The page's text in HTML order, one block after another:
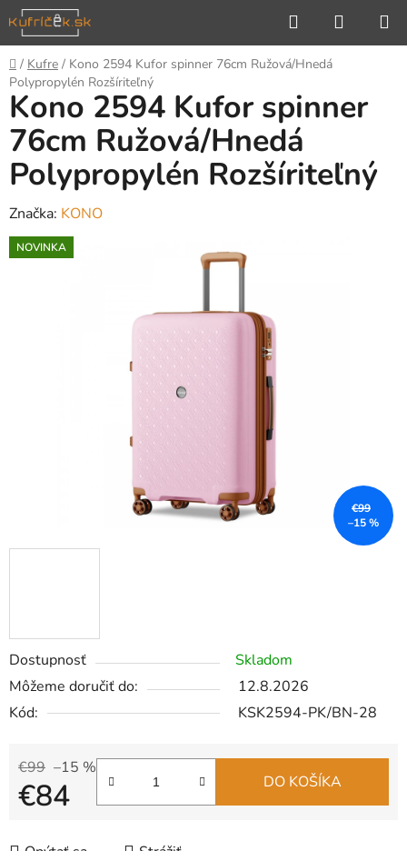
Prejsť
na
obsah
Hľadať
KOŠÍK
Domov
/ Kufre / Kono 2594 Kufor spinner 76cm Ružová/Hnedá
Polypropylén Rozšíriteľný
Dostupnosť
Skladom
Môžeme doručiť do:
12.8.2026
Kód:
KSK2594-PK/BN-28
€99 –15 %
€84 DO KOŠÍKA
Kono 2594 Kufor spinner
76cm Ružová/Hnedá
Polypropylén Rozšíriteľný
Značka: KONO
NOVINKA
€99
–15 %